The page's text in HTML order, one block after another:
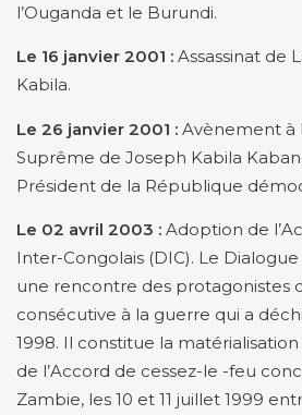
l’Ouganda et le Burundi.
Le 16 janvier 2001 : Assassinat de
Kabila.
Le 26 janvier 2001 : Avènement à
Suprême de Joseph Kabila
Président de la République
Le 02 avril 2003 : Adoption de
Inter-Congolais (DIC). Le
une rencontre des protagonistes
consécutive à la guerre qui a
1998. Il constitue la
de l’Accord de cessez-le -feu
Zambie, les 10 et 11 juillet 1999